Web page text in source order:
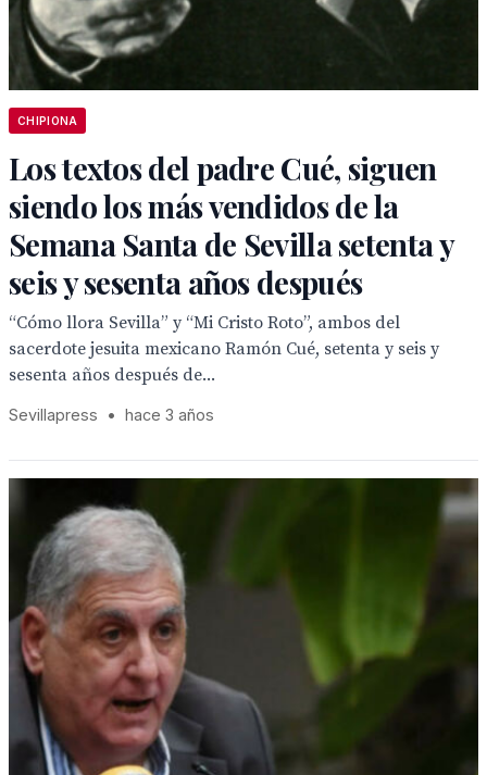
CHIPIONA
Los textos del padre Cué, siguen
siendo los más vendidos de la
Semana Santa de Sevilla setenta y
seis y sesenta años después
“Cómo llora Sevilla” y “Mi Cristo Roto”, ambos del
sacerdote jesuita mexicano Ramón Cué, setenta y seis y
sesenta años después de...
Sevillapress • hace 3 años